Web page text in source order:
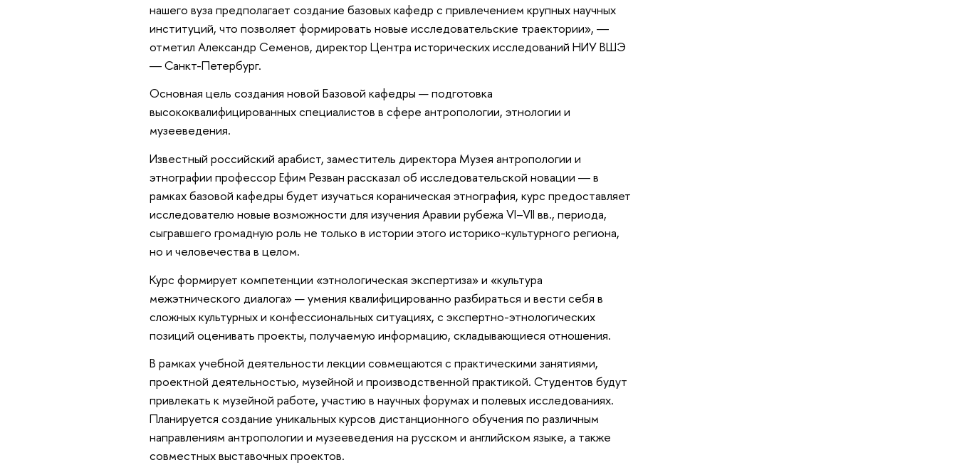
нашего вуза предполагает создание базовых кафедр с привлечением крупных научных
институций, что позволяет формировать новые исследовательские траектории», ―
отметил Александр Семенов, директор Центра исторических исследований НИУ ВШЭ
― Санкт-Петербург.
Основная цель создания новой Базовой кафедры — подготовка
высококвалифицированных специалистов в сфере антропологии, этнологии и
музееведения.
Известный российский арабист, заместитель директора Музея антропологии и
этнографии профессор Ефим Резван рассказал об исследовательской новации ― в
рамках базовой кафедры будет изучаться кораническая этнография, курс предоставляет
исследователю новые возможности для изучения Аравии рубежа VI–VII вв., периода,
сыгравшего громадную роль не только в истории этого историко-культурного региона,
но и человечества в целом.
Курс формирует компетенции «этнологическая экспертиза» и «культура
межэтнического диалога» — умения квалифицированно разбираться и вести себя в
сложных культурных и конфессиональных ситуациях, с экспертно-этнологических
позиций оценивать проекты, получаемую информацию, складывающиеся отношения.
В рамках учебной деятельности лекции совмещаются с практическими занятиями,
проектной деятельностью, музейной и производственной практикой. Студентов будут
привлекать к музейной работе, участию в научных форумах и полевых исследованиях.
Планируется создание уникальных курсов дистанционного обучения по различным
направлениям антропологии и музееведения на русском и английском языке, а также
совместных выставочных проектов.